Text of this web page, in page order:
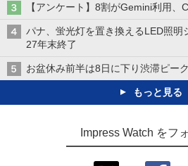
【アンケート】8割がGemini利用
パナ、蛍光灯を置き換えるLED照
27年末終了
お盆休み前半は8日に下り渋滞ピ
もっと見る
Impress Watch をフ